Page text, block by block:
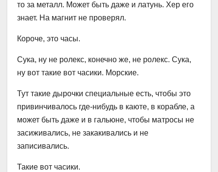
то за металл. Может быть даже и латунь. Хер его
знает. На магнит не проверял.
Короче, это часы.
Сука, ну не ролекс, конечно же, не ролекс. Сука,
ну вот такие вот часики. Морские.
Тут такие дырочки специальные есть, чтобы это
привинчивалось где-нибудь в каюте, в корабле, а
может быть даже и в гальюне, чтобы матросы не
засиживались, не закакивались и не
записивались.
Такие вот часики.